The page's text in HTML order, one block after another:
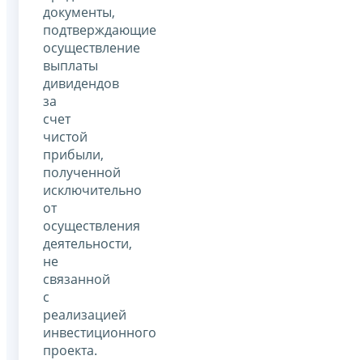
документы,
подтверждающие
осуществление
выплаты
дивидендов
за
счет
чистой
прибыли,
полученной
исключительно
от
осуществления
деятельности,
не
связанной
с
реализацией
инвестиционного
проекта.